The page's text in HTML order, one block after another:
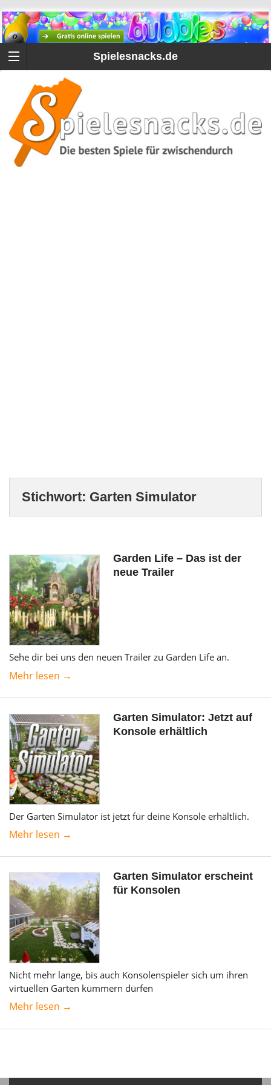
Spielesnacks.de
Stichwort: Garten Simulator
Garden Life – Das ist der
neue Trailer
Sehe dir bei uns den neuen Trailer zu Garden Life an.
Mehr lesen →
Garten Simulator: Jetzt auf
Konsole erhältlich
Der Garten Simulator ist jetzt für deine Konsole erhältlich.
Mehr lesen →
Garten Simulator erscheint
für Konsolen
Nicht mehr lange, bis auch Konsolenspieler sich um ihren
virtuellen Garten kümmern dürfen
Mehr lesen →